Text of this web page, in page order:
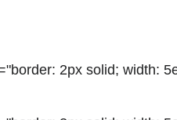
2px solid; width: